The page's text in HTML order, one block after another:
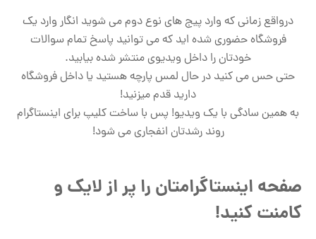
درواقع زمانی که وارد پیج های نوع دوم می شوید انگار وارد یک
فروشگاه حضوری شده اید که می توانید پاسخ تمام سوالات
خودتان را داخل ویدیوی منتشر شده بیابید.
حتی حس می کنید در حال لمس پارچه هستید یا داخل فروشگاه
دارید قدم میزنید!
به همین سادگی با یک ویدیو! پس با ساخت کلیپ برای اینستاگرام
روند رشدتان انفجاری می شود!
صفحه اینستاگرامتان را پر از لایک و
کامنت کنید!